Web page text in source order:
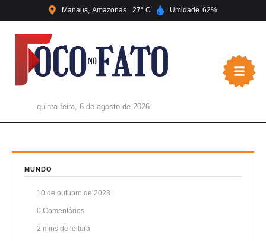
Manaus Amazonas 27 Umidade 62
quinta-feira, 6 de agosto de 2026
MUNDO
10 de outubro de 2023
0 Comentários
2 mins de leitura